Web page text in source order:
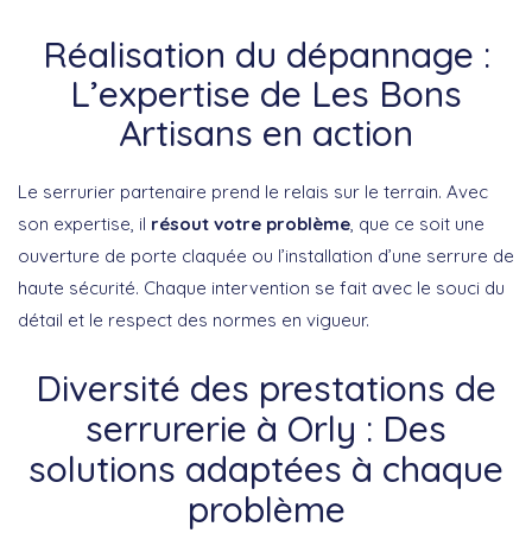
Réalisation du dépannage :
L’expertise de Les Bons
Artisans en action
Le serrurier partenaire prend le relais sur le terrain. Avec
son expertise, il résout votre problème , que ce soit une
ouverture de porte claquée ou l’installation d’une serrure de
haute sécurité. Chaque intervention se fait avec le souci du
détail et le respect des normes en vigueur.
Diversité des prestations de
serrurerie à Orly : Des
solutions adaptées à chaque
problème